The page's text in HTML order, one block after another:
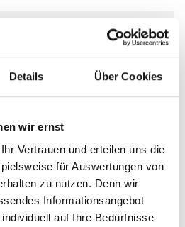
Details Über Cookies
wir ernst
Vertrauen und erteilen uns die
für Auswertungen von
zu nutzen. Denn wir
Informationsangebot
auf Ihre Bedürfnisse
Frontantrieb
Euro 6e